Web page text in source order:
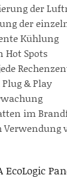
der
der
Kühlung
Spots
& Play
im